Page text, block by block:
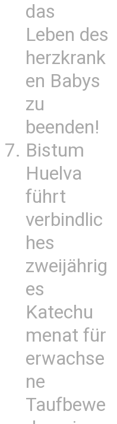
das
Leben des
herzkrank
en Babys
zu
beenden!
Bistum
Huelva
führt
verbindlic
hes
zweijährig
es
Katechu
menat für
erwachse
ne
Taufbewe